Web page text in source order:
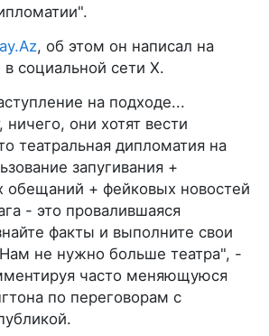
, об этом он написал на
социальной сети X.
на подходе...
они хотят вести
театральная дипломатия на
запугивания +
обещаний + фейковых новостей
- это провалившаяся
факты и выполните свои
Нам не нужно больше театра", -
часто меняющуюся
по переговорам с